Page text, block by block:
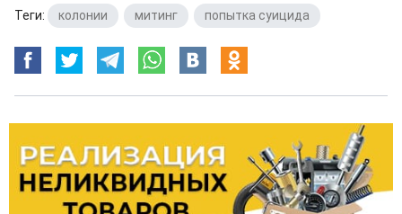
Теги: колонии митинг попытка суицида